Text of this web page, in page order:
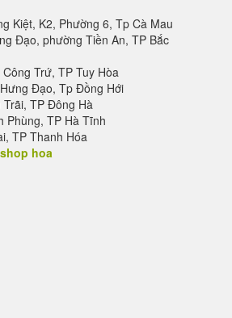
Kiệt, K2, Phường 6, Tp Cà Mau
Đạo, phường Tiền An, TP Bắc
Trứ, TP Tuy Hòa
Đạo, Tp Đồng Hới
Trãi, TP Đông Hà
Phùng, TP Hà Tĩnh
TP Thanh Hóa
hoa